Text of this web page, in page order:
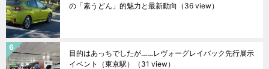
の「素うどん」的魅力と最新動向 （36 view）
目的はあっちでしたが……レヴォーグレイバック先行展示
イベント（東京駅）
（31 view）